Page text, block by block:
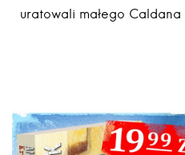
uratowali małego